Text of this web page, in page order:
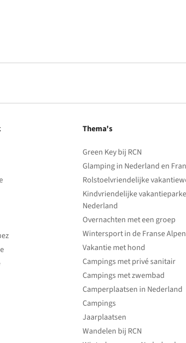
Thema's
Green Key bij RCN
Glamping in Nederland en
Rolstoelvriendelijke
Kindvriendelijke
Nederland
Overnachten met een groep
Wintersport in de Franse Alpen
Vakantie met hond
Campings met privé sanitair
Campings met zwembad
Camperplaatsen in Nederland
Campings
Jaarplaatsen
Wandelen bij RCN